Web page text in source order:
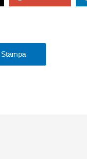
Stampa